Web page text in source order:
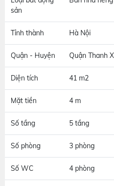
sản
Tỉnh thành Hà Nội
Quận - Huyện Quận Thanh
Diện tích 41 m2
Mặt tiền 4 m
Số tầng 5 tầng
Số phòng 3 phòng
Số WC 4 phòng